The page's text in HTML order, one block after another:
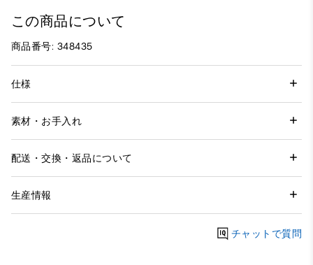
この商品について
商品番号: 348435
仕様
素材・お手入れ
配送・交換・返品について
生産情報
チャットで質問